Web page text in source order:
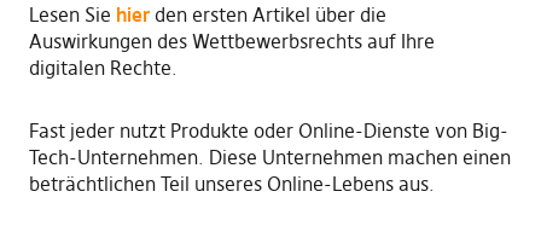
Lesen Sie hierden ersten Artikel über die
Auswirkungen des Wettbewerbsrechts auf Ihre
digitalen Rechte.
Fast jeder nutzt Produkte oder Online-Dienste von Big-
Tech-Unternehmen. Diese Unternehmen machen einen
beträchtlichen Teil unseres Online-Lebens aus.